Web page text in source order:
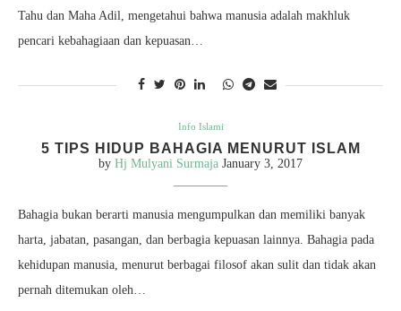
Tahu dan Maha Adil, mengetahui bahwa manusia adalah makhluk
pencari kebahagiaan dan kepuasan…
Info Islami
5 TIPS HIDUP BAHAGIA MENURUT ISLAM
by Hj Mulyani Surmaja January 3, 2017
Bahagia bukan berarti manusia mengumpulkan dan memiliki banyak
harta, jabatan, pasangan, dan berbagia kepuasan lainnya. Bahagia pada
kehidupan manusia, menurut berbagai filosof akan sulit dan tidak akan
pernah ditemukan oleh…